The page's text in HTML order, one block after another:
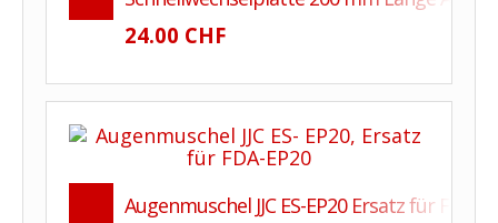
24.00 CHF
Augenmuschel JJC ES-EP20 Ersatz für FDA-